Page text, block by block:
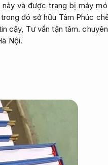
và được trang bị máy
đó sở hữu Tâm Phúc
cậy, Tư vấn tận tâm.
Nội.